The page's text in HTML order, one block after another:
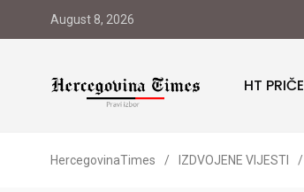
August 8, 2026
HT PRIČE
HercegovinaTimes / IZDVOJENE VIJESTI /